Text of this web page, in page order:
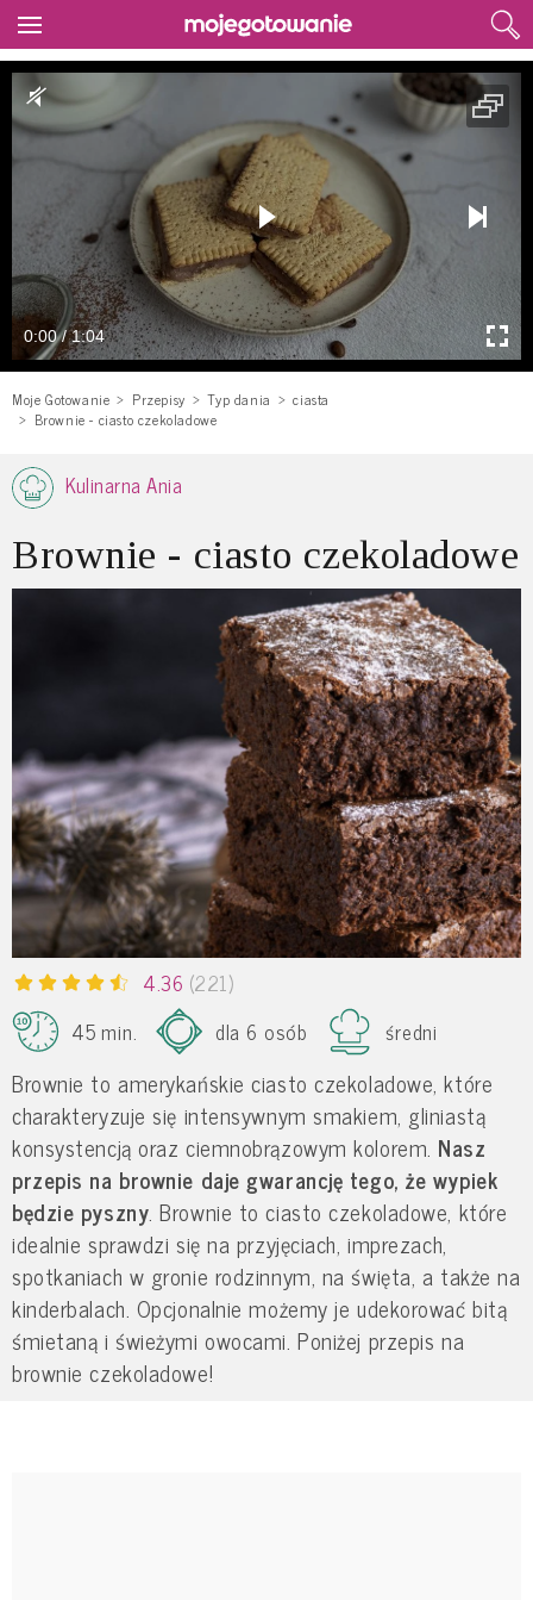
0:00 / 1:04
Moje Gotowanie Przepisy Typ dania
ciasta
Brownie - ciasto czekoladowe
Kulinarna Ania
Brownie - ciasto czekoladowe
4.36 (221)
45 min.
dla 6 osób średni
Brownie to amerykańskie ciasto czekoladowe, które
charakteryzuje się intensywnym smakiem, gliniastą
konsystencją oraz ciemnobrązowym kolorem. Nasz
przepis na brownie daje gwarancję tego, że wypiek
będzie pyszny. Brownie to ciasto czekoladowe, które
idealnie sprawdzi się na przyjęciach, imprezach,
spotkaniach w gronie rodzinnym, na święta, a także na
kinderbalach. Opcjonalnie możemy je udekorować bitą
śmietaną i świeżymi owocami. Poniżej przepis na
brownie czekoladowe!